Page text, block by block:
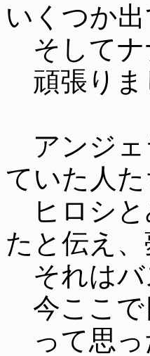
いくつか
そしてナ
頑張りま
アンジェ
ていた人
ヒロシと
たと伝え
それはバ
今ここで
って思っ